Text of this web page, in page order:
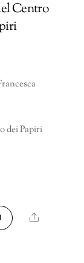
Centro
dei Papiri
Share